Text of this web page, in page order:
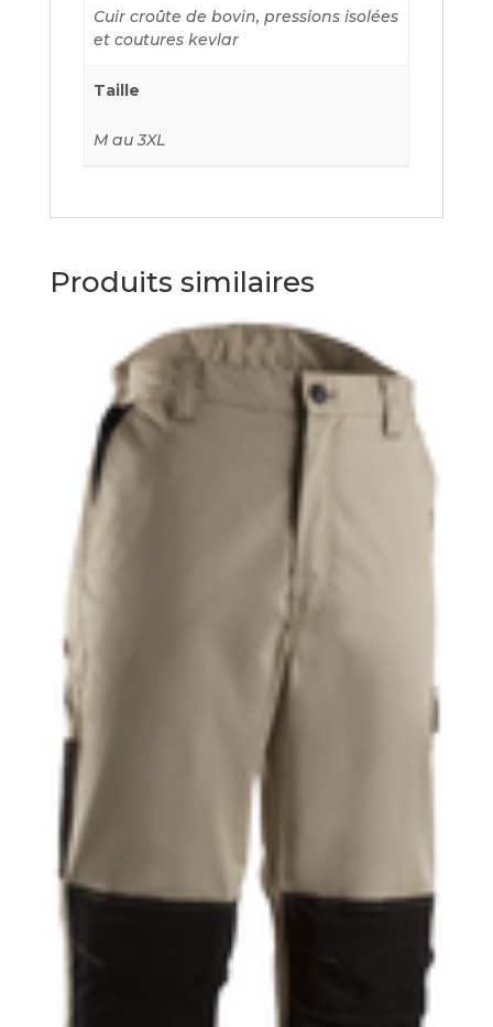
Cuir croûte de bovin, pressions isolées
et coutures kevlar
Taille
M au 3XL
Produits similaires